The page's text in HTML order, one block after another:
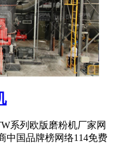
系列欧版磨粉机厂家网
中国品牌榜网络114免费